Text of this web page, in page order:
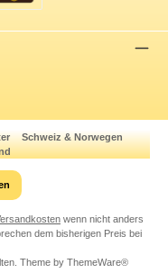
Schweiz & Norwegen
wenn nicht anders
dem bisherigen Preis bei
Theme by ThemeWare®